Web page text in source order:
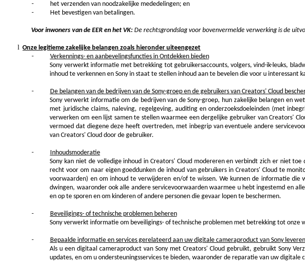
-
het verzenden van noodzakelijke mededelingen; en
-
Het bevestigen van betalingen.
Voor inwoners van de EER en het VK: De rechtsgrondslag voor bovenvermelde verwerking is de
l Onze legitieme zakelijke belangen zoals hieronder uiteengezet
-
Verkennings- en aanbevelingsfuncties in Ontdekken bieden
Sony verwerkt informatie met betrekking tot gebruikersaccounts, volgers, vind-ik-leuks,
inhoud te verkennen en Sony in staat te stellen inhoud aan te bevelen die voor u interessant
-
De belangen van de bedrijven van de Sony-groep en de gebruikers van Creators' Cloud
Sony verwerkt informatie om de bedrijven van de Sony-groep, hun zakelijke belangen en
met juridische claims, naleving, regelgeving, auditing en onderzoeksdoeleinden (met
verwerken om een lijst samen te stellen waarmee een dergelijke gebruiker van Creators'
vermoed dat diegene deze heeft overtreden, met inbegrip van eventuele andere
van Creators' Cloud door de gebruiker.
-
Inhoudsmoderatie
Sony kan niet de volledige inhoud in Creators' Cloud modereren en verbindt zich er niet
recht voor om naar eigen goeddunken de inhoud van gebruikers in Creators' Cloud te
voorwaarden) en om inhoud te verwijderen en/of te wissen.We kunnen de informatie die
dwingen, waaronder ook alle andere servicevoorwaarden waarmee u hebt ingestemd en
en op te sporen en om kinderen of andere personen die gevaar lopen te beschermen.
-
Beveiligings- of technische problemen beheren
Sony verwerkt informatie om beveiligings- of technische problemen met betrekking tot onze
-
Bepaalde informatie en services gerelateerd aan uw digitale cameraproduct van Sony leveren
Als u een digitaal cameraproduct van Sony met Creators' Cloud gebruikt, gebruikt Sony
updates, en om u ondersteuningsservices te bieden, waaronder de reparatie van uw